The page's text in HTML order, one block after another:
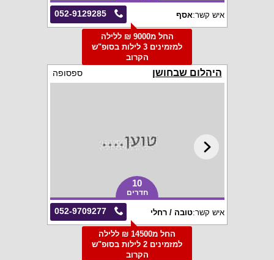
052-9129285 איש קשר:אסף
החל מ9000 ₪ ללילה
למזמינים 3 לילות בסופ"ש
הקרוב
היהלום שבחושן ספסופה
10
חדרים
052-9709277 איש קשר:טובה / רחלי
החל מ14500 ₪ ללילה
למזמינים 2 לילות בסופ"ש
הקרוב